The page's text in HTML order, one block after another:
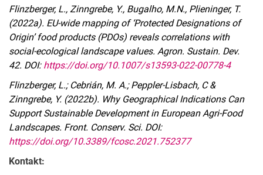
Flinzberger, L., Zinngrebe, Y., Bugalho, M.N., Plieninger, T.
(2022a). EU-wide mapping of ‘Protected Designations of
Origin’ food products (PDOs) reveals correlations with
social-ecological landscape values. Agron. Sustain. Dev.
42. DOI: https://doi.org/10.1007/s13593-022-00778-4
Flinzberger, L.; Cebrián, M. A.; Peppler-Lisbach, C &
Zinngrebe, Y. (2022b). Why Geographical Indications Can
Support Sustainable Development in European Agri-Food
Landscapes. Front. Conserv. Sci. DOI:
https://doi.org/10.3389/fcosc.2021.752377
Kontakt: